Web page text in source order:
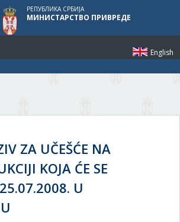
English
РЕПУБЛИКА СРБИЈА
МИНИСТАРСТВО ПРИВРЕДЕ
ZA UČEŠĆE NA
KOJA ĆE SE
U